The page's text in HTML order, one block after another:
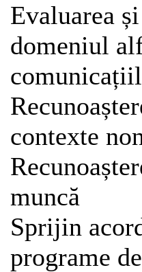
Evaluarea
domeniul
contexte
muncă
Sprijin
programe